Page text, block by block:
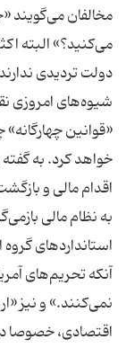
مخالفان می‌گویند
می‌کنید؟» البته
دولت تردیدی
شیوه‌های امروزی
«قوانین
خواهد کرد. به
اقدام مالی و
به نظام مالی
استانداردهای
آنکه تحریم‌های
نمی‌کنند.» و نیز
اقتصادی، خصوصا